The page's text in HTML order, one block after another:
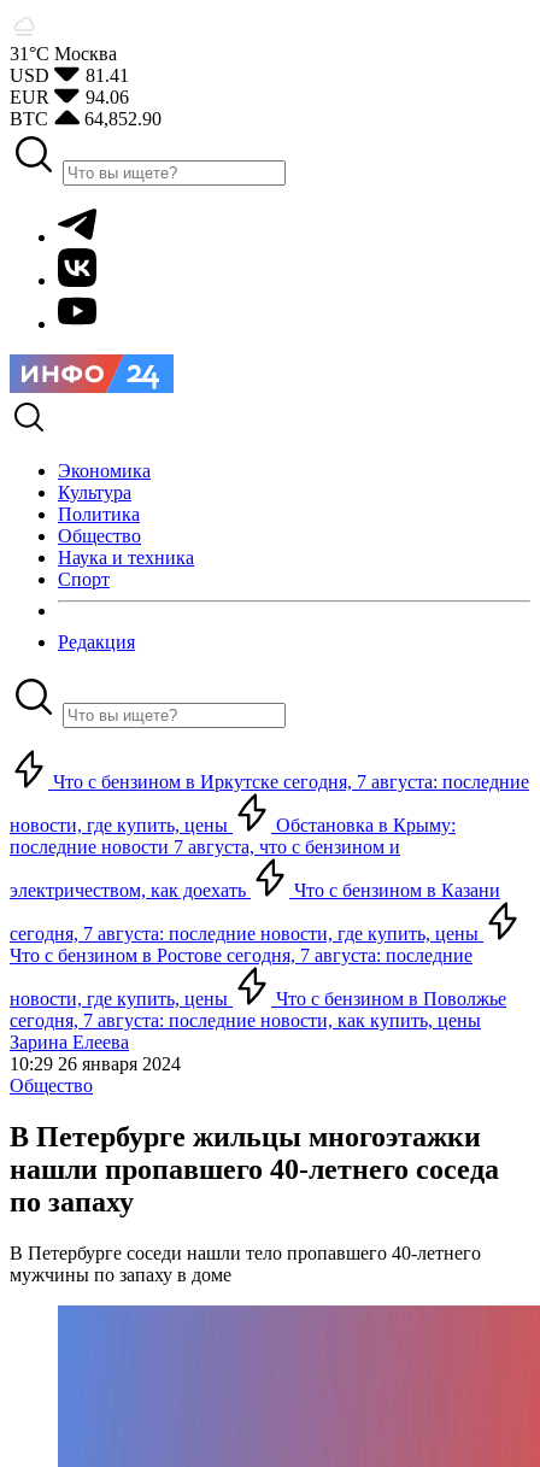
31°С Москва
USD
81.41
EUR
94.06
BTC
64,852.90
Экономика
Культура
Политика
Общество
Наука и техника
Спорт
Редакция
Что с бензином в Иркутске сегодня, 7 августа: последние
новости, где купить, цены
Обстановка в Крыму:
последние новости 7 августа, что с бензином и
электричеством, как доехать Что с бензином в Казани
сегодня, 7 августа: последние новости, где купить, цены
Что с бензином в Ростове сегодня, 7 августа: последние
новости, где купить, цены
Что с бензином в Поволжье
сегодня, 7 августа: последние новости, как купить, цены
Зарина Елеева
10:29 26 января 2024
Общество
В Петербурге жильцы многоэтажки
нашли пропавшего 40-летнего соседа
по запаху
В Петербурге соседи нашли тело пропавшего 40-летнего
мужчины по запаху в доме